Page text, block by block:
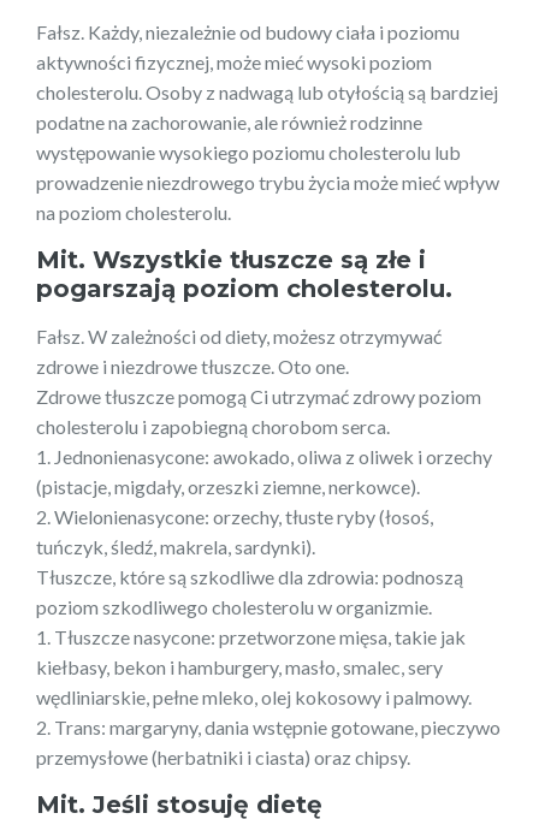
Fałsz. Każdy, niezależnie od budowy ciała i poziomu
aktywności fizycznej, może mieć wysoki poziom
cholesterolu. Osoby z nadwagą lub otyłością są bardziej
podatne na zachorowanie, ale również rodzinne
występowanie wysokiego poziomu cholesterolu lub
prowadzenie niezdrowego trybu życia może mieć wpływ
na poziom cholesterolu.
Mit. Wszystkie tłuszcze są złe i
pogarszają poziom cholesterolu.
Fałsz. W zależności od diety, możesz otrzymywać
zdrowe i niezdrowe tłuszcze. Oto one.
Zdrowe tłuszcze pomogą Ci utrzymać zdrowy poziom
cholesterolu i zapobiegną chorobom serca.
1. Jednonienasycone: awokado, oliwa z oliwek i orzechy
(pistacje, migdały, orzeszki ziemne, nerkowce).
2. Wielonienasycone: orzechy, tłuste ryby (łosoś,
tuńczyk, śledź, makrela, sardynki).
Tłuszcze, które są szkodliwe dla zdrowia: podnoszą
poziom szkodliwego cholesterolu w organizmie.
1. Tłuszcze nasycone: przetworzone mięsa, takie jak
kiełbasy, bekon i hamburgery, masło, smalec, sery
wędliniarskie, pełne mleko, olej kokosowy i palmowy.
2. Trans: margaryny, dania wstępnie gotowane, pieczywo
przemysłowe (herbatniki i ciasta) oraz chipsy.
Mit. Jeśli stosuję dietę